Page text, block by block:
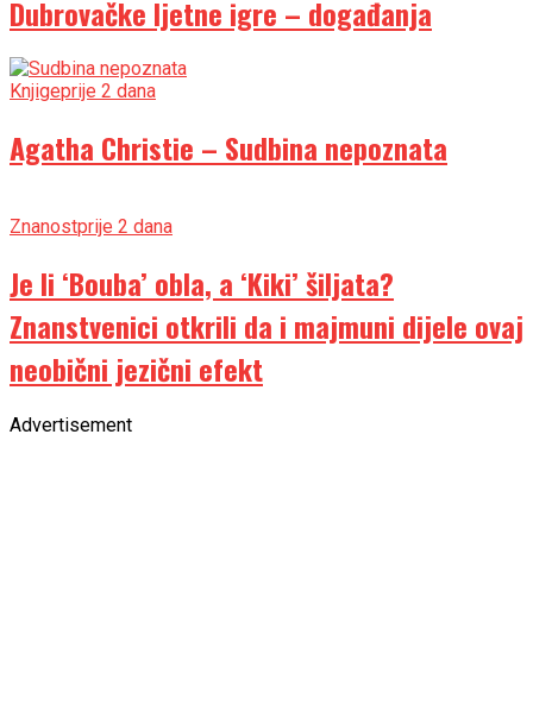
Dubrovačke ljetne igre – događanja
Knjigeprije 2 dana
Agatha Christie – Sudbina nepoznata
Znanostprije 2 dana
Je li ‘Bouba’ obla, a ‘Kiki’ šiljata?
Znanstvenici otkrili da i majmuni dijele ovaj
neobični jezični efekt
Advertisement